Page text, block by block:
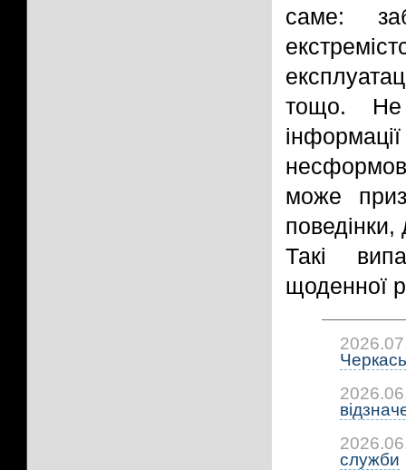
саме:
тощо. Не
може
поведінки,
Такі
щоденної
служби